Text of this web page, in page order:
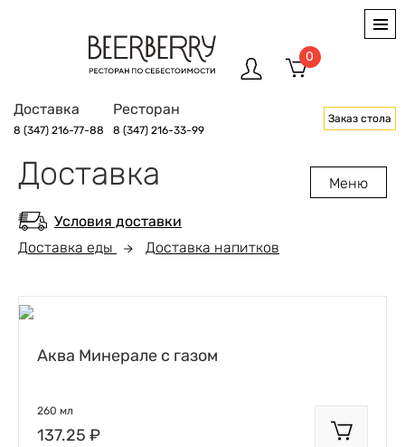
0
Доставка
8 (347) 216-77-88
Ресторан
8 (347) 216-33-99
Заказ стола
Доставка Меню
Условия доставки
Доставка еды
Доставка напитков
Аква Минерале с газом
260 мл
137.25 ₽